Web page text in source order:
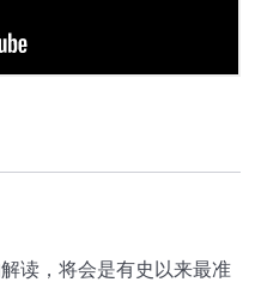
读，将会是有史以来最准